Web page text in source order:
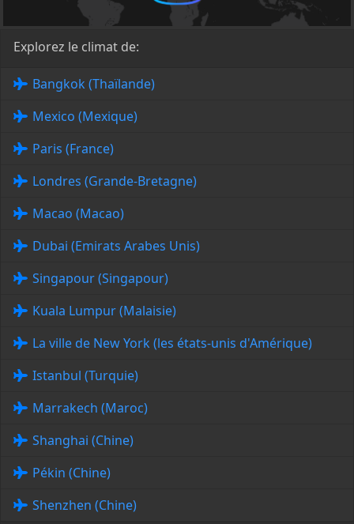
Explorez le climat de:
Bangkok (Thaïlande)
Mexico (Mexique)
Paris (France)
Londres (Grande-Bretagne)
Macao (Macao)
Dubai (Emirats Arabes Unis)
Singapour (Singapour)
Kuala Lumpur (Malaisie)
La ville de New York (les états-unis d'Amérique)
Istanbul (Turquie)
Marrakech (Maroc)
Shanghai (Chine)
Pékin (Chine)
Shenzhen (Chine)